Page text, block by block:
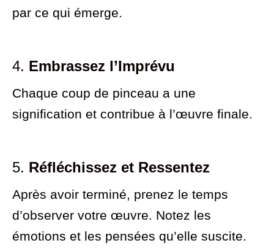
par ce qui émerge.
4. Embrassez l’Imprévu
Chaque coup de pinceau a une
signification et contribue à l’œuvre finale.
5. Réfléchissez et Ressentez
Après avoir terminé, prenez le temps
d’observer votre œuvre. Notez les
émotions et les pensées qu’elle suscite.